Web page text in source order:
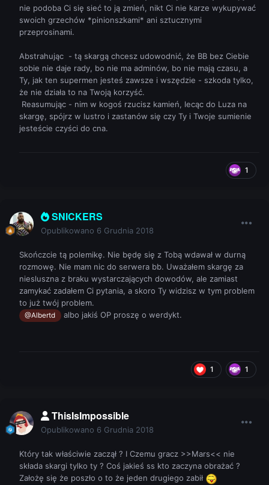
regulamin to mam prawo do pisania skargi dla dobra
serwera.
@SNICKERS
nie podoba Ci się sieć to ją zmień, nikt Ci nie karze wykupywać
swoich grzechów *pinionszkami* ani sztucznymi
przeprosinami.
Abstrahując - tą skargą chcesz udowodnić, że BB bez Ciebie
sobie nie daje rady, bo nie ma adminów, bo nie mają czasu, a
Ty, jak ten supermen jesteś zawsze i wszędzie - szkoda tylko,
że nie działa to na Twoją korzyść.
Reasumując - nim w kogoś rzucisz kamień, lecąc do Luza na
skargę, spójrz w lustro i zastanów się czy Ty i Twoje sumienie
jesteście czyści do cna.
1
SNICKERS
Opublikowano 6 Grudnia 2018
Skończcie tą polemikę. Nie będę się z Tobą wdawał w durną
rozmowę. Nie mam nic do serwera bb. Uważałem skargę za
niesluszna z braku wystarczających dowodów, ale zamiast
zamykać zadałem Ci pytania, a skoro Ty widzisz w tym problem
to już twój problem.
@Albertd albo jakiś OP proszę o werdykt.
1 1
ThisIsImpossible
Opublikowano 6 Grudnia 2018
Który tak właściwie zaczął ? I Czemu gracz >>Mars<< nie
składa skargi tylko ty ? Coś jakieś ss kto zaczyna obrażać ?
Założę się że poszło o to że jeden drugiego zabił